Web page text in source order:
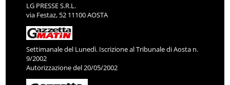
LG PRESSE S.R.L.
via Festaz, 52 11100 AOSTA
Settimanale del Lunedì. Iscrizione al Tribunale di Aosta n.
9/2002
Autorizzazione del 20/05/2002